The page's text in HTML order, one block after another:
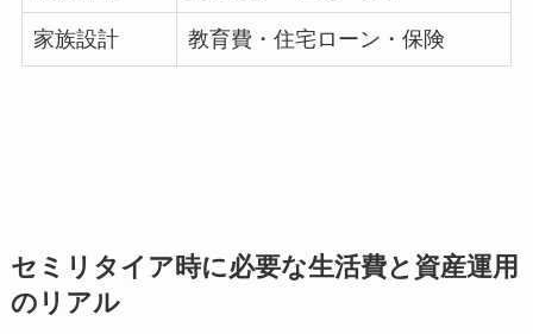
家族設計 教育費・住宅ローン・保険
セミリタイア時に必要な生活費と資産運用
のリアル